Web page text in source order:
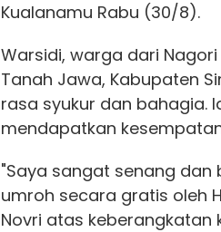
Kualanamu Rabu (30/8).
Warsidi, warga dari
Tanah Jawa, Kabupaten
rasa syukur dan bahagia.
mendapatkan
"Saya sangat senang
umroh secara gratis oleh
Novri atas keberangkatan